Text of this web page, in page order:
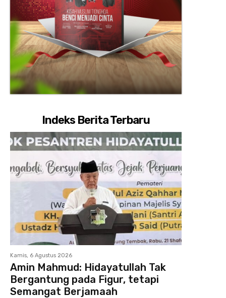
Indeks Berita Terbaru
Kamis, 6 Agustus 2026
Amin Mahmud: Hidayatullah Tak
Bergantung pada Figur, tetapi
Semangat Berjamaah